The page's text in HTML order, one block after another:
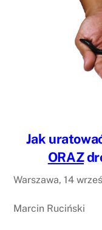
Jak
ORAZ
Warszawa, 14
Marcin Ruciński